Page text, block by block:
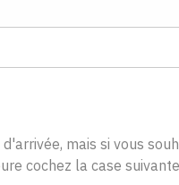
mais si vous
cochez la case